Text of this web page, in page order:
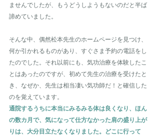
ませんでしたが、もうどうしようもないのだと半ば
諦めていました。
そんな中、偶然松本先生のホームページを見つけ、
何か引かれるものがあり、すぐさま予約の電話をし
たのでした。それ以前にも、気功治療を体験したこ
とはあったのですが、初めて先生の治療を受けたと
き、なぜか、先生は相当凄い気功師だ！と確信した
のを覚えています。
通院するうちに本当にみるみる体は良くなり、ほん
の数カ月で、気になって仕方なかった肩の盛り上が
りは、大分目立たなくなりました。どこに行って